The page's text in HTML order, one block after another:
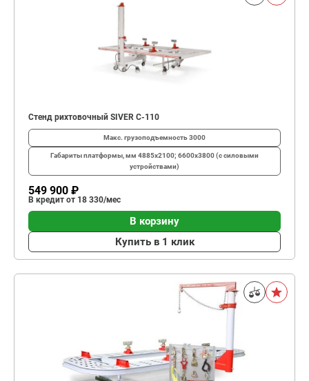
Стенд рихтовочный SIVER С-110
Макс. грузоподъемность3000
Габариты платформы, мм 4885х2100; 6600х3800 (с силовыми
устройствами)
549 900 ₽
В кредит от 18 330/мес
В корзину
Купить в 1 клик